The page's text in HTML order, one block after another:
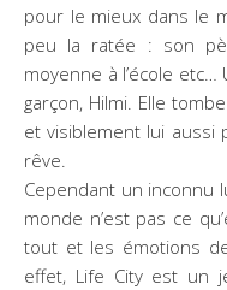
pour le mieux dans le
peu la ratée : son
moyenne à l’école
garçon, Hilmi. Elle
et visiblement lui aussi
rêve.
Cependant un inconnu
monde n’est pas ce
tout et les émotions
effet, Life City est un